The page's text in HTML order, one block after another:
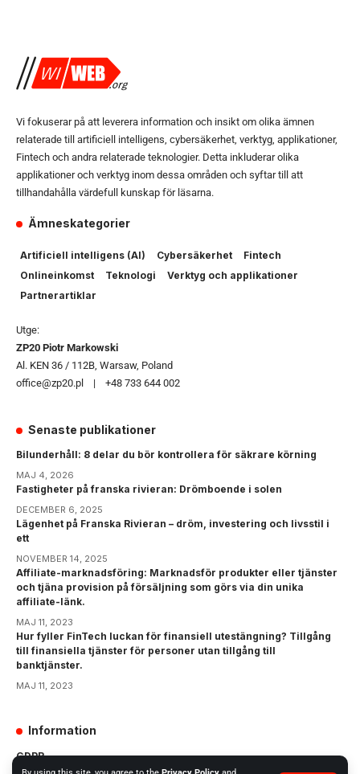
Vi fokuserar på att leverera information och insikt om olika ämnen
relaterade till artificiell intelligens, cybersäkerhet, verktyg, applikationer,
Fintech och andra relaterade teknologier. Detta inkluderar olika
applikationer och verktyg inom dessa områden och syftar till att
tillhandahålla värdefull kunskap för läsarna.
Ämneskategorier
Artificiell intelligens (AI) Cybersäkerhet
Fintech
Onlineinkomst
Teknologi
Verktyg och applikationer
Partnerartiklar
Utge:
ZP20 Piotr Markowski
Al. KEN 36 / 112B, Warsaw, Poland
office@zp20.pl | +48 733 644 002
Senaste publikationer
Bilunderhåll: 8 delar du bör kontrollera för säkrare körning
MAJ 4, 2026
Fastigheter på franska rivieran: Drömboende i solen
DECEMBER 6, 2025
Lägenhet på Franska Rivieran – dröm, investering och livsstil i
ett
NOVEMBER 14, 2025
Affiliate-marknadsföring: Marknadsför produkter eller tjänster
och tjäna provision på försäljning som görs via din unika
affiliate-länk.
MAJ 11, 2023
Hur fyller FinTech luckan för finansiell utestängning? Tillgång
till finansiella tjänster för personer utan tillgång till
banktjänster.
MAJ 11, 2023
Information
GDPR